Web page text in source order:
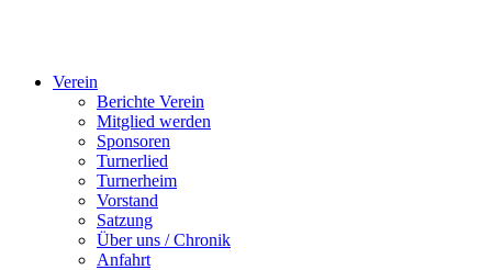
Verein
Berichte Verein
Mitglied werden
Sponsoren
Turnerlied
Turnerheim
Vorstand
Satzung
Über uns / Chronik
Anfahrt